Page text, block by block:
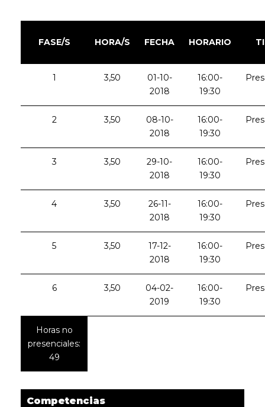
FASE/S HORA/S FECHA HORARIO
1 3,50
01-10-
2018
16:00-
19:30
2 3,50
08-10-
2018
16:00-
19:30
3 3,50
29-10-
2018
16:00-
19:30
4 3,50
26-11-
2018
16:00-
19:30
5 3,50
17-12-
2018
16:00-
19:30
6 3,50
04-02-
2019
16:00-
19:30
Horas no
presenciales:
49
Competencias